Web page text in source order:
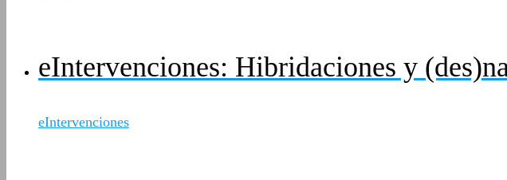
eIntervenciones: Hibridaciones y
eIntervenciones